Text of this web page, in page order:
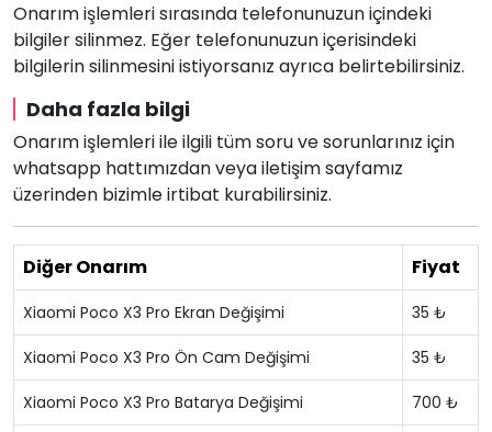
Onarım işlemleri sırasında telefonunuzun içindeki
bilgiler silinmez. Eğer telefonunuzun içerisindeki
bilgilerin silinmesini istiyorsanız ayrıca belirtebilirsiniz.
Daha fazla bilgi
Onarım işlemleri ile ilgili tüm soru ve sorunlarınız için
whatsapp hattımızdan veya iletişim sayfamız
üzerinden bizimle irtibat kurabilirsiniz.
Diğer Onarım Fiyat
Xiaomi Poco X3 Pro Ekran Değişimi 35 ₺
Xiaomi Poco X3 Pro Ön Cam Değişimi 35 ₺
Xiaomi Poco X3 Pro Batarya Değişimi 700 ₺